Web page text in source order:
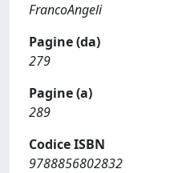
FrancoAngeli
Pagine (da)
279
Pagine (a)
289
Codice ISBN
9788856802832